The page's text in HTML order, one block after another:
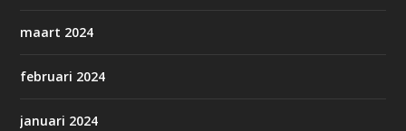
maart 2024
februari 2024
januari 2024